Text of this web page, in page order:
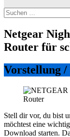
Suchen
nach:
Netgear
Router für
Vorstellung /
Stell dir vor, du bist
möchtest eine
Download starten.